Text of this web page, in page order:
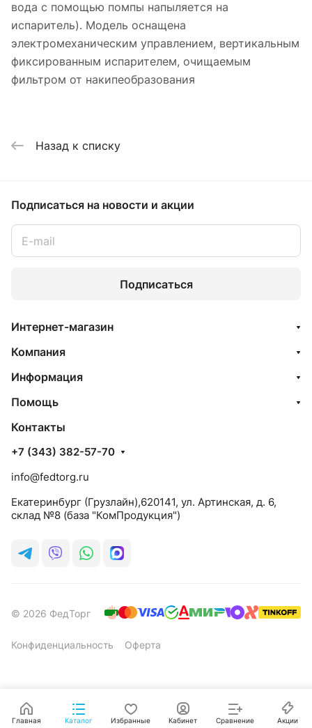
вода с помощью помпы напыляется на
испаритель). Модель оснащена
электромеханическим управлением, вертикальным
фиксированным испарителем, очищаемым
фильтром от накипеобразования
Назад к списку
Подписаться на новости и акции
Подписаться
Интернет-магазин
Компания
Информация
Помощь
Контакты
+7 (343) 382-57-70
info@fedtorg.ru
Екатеринбург (Грузлайн),620141, ул. Артинская, д. 6,
склад №8 (база "КомПродукция")
© 2026 ФедТорг
Конфиденциальность Оферта
Главная Каталог Избранные Кабинет Сравнение Акции